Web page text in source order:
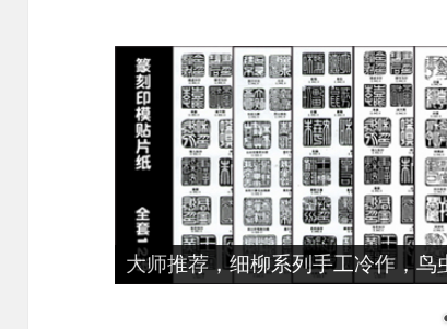
大师推荐，细柳系列手工冷作，